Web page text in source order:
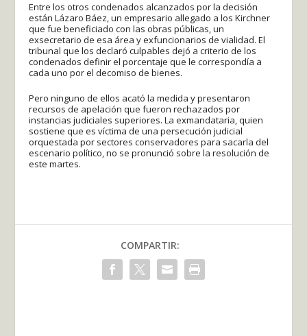
Entre los otros condenados alcanzados por la decisión
están Lázaro Báez, un empresario allegado a los Kirchner
que fue beneficiado con las obras públicas, un
exsecretario de esa área y exfuncionarios de vialidad. El
tribunal que los declaró culpables dejó a criterio de los
condenados definir el porcentaje que le correspondía a
cada uno por el decomiso de bienes.
Pero ninguno de ellos acató la medida y presentaron
recursos de apelación que fueron rechazados por
instancias judiciales superiores. La exmandataria, quien
sostiene que es víctima de una persecución judicial
orquestada por sectores conservadores para sacarla del
escenario político, no se pronunció sobre la resolución de
este martes.
COMPARTIR: